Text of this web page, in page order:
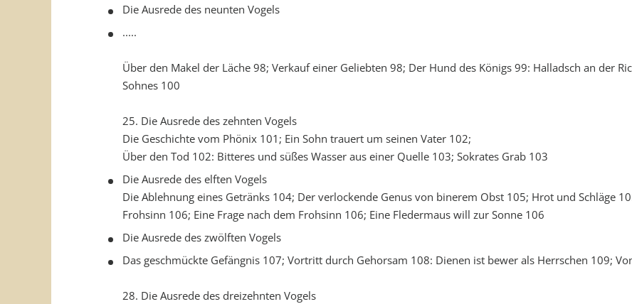
Die Ausrede des neunten Vogels
.....
Über den Makel der Läche 98; Verkauf einer Geliebten 98; Der Hund des Königs 99: Halladsch an der
Sohnes 100
25. Die Ausrede des zehnten Vogels
Die Geschichte vom Phönix 101; Ein Sohn trauert um seinen Vater 102;
Über den Tod 102: Bitteres und süßes Wasser aus einer Quelle 103; Sokrates Grab 103
Die Ausrede des elften Vogels
Die Ablehnung eines Getränks 104; Der verlockende Genus von binerem Obst 105; Hrot und Schläge
Frohsinn 106; Eine Frage nach dem Frohsinn 106; Eine Fledermaus will zur Sonne 106
Die Ausrede des zwölften Vogels
Das geschmückte Gefängnis 107; Vortritt durch Gehorsam 108: Dienen ist bewer als Herrschen 109;
28. Die Ausrede des dreizehnten Vogels